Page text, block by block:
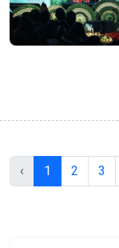
‹ 1 2 3